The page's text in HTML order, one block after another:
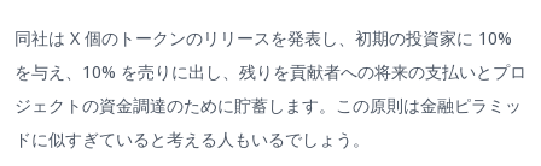
同社は X 個のトークンのリリースを発表し、初期の投資家に 10%
を与え、10% を売りに出し、残りを貢献者への将来の支払いとプロ
ジェクトの資金調達のために貯蓄します。この原則は金融ピラミッ
ドに似すぎていると考える人もいるでしょう。